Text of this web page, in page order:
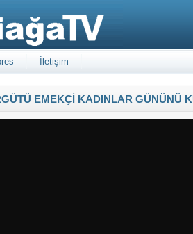
İletişim
EMEKÇİ KADINLAR GÜNÜNÜ